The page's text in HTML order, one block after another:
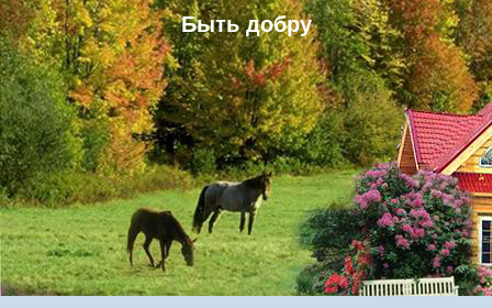
Быть добру